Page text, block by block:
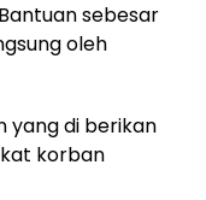
sebesar
oleh
yang di berikan
korban